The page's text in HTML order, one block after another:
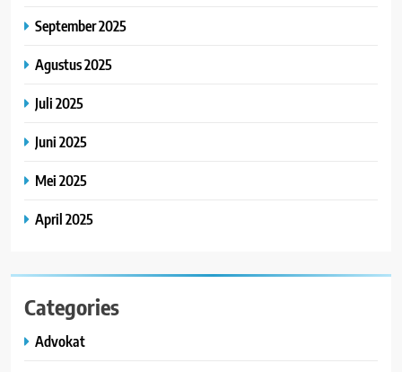
September 2025
Agustus 2025
Juli 2025
Juni 2025
Mei 2025
April 2025
Categories
Advokat